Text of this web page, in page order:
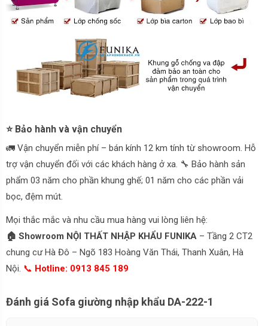
⭐ Bảo hành và vận chuyển
🚛 Vận chuyển miễn phí – bán kính 12 km tính từ showroom. Hỗ
trợ vận chuyển đối với các khách hàng ở xa. 🔧 Bảo hành sản
phẩm 03 năm cho phần khung ghế; 01 năm cho các phần vải
bọc, đệm mút.
Mọi thắc mắc và nhu cầu mua hàng vui lòng liên hệ:
🏠 Showroom NỘI THẤT NHẬP KHẨU FUNIKA – Tầng 2 CT2
chung cư Hà Đô – Ngõ 183 Hoàng Văn Thái, Thanh Xuân, Hà
Nội. 📞 Hotline: 0913 845 189
Đánh giá Sofa giường nhập khẩu DA-222-1